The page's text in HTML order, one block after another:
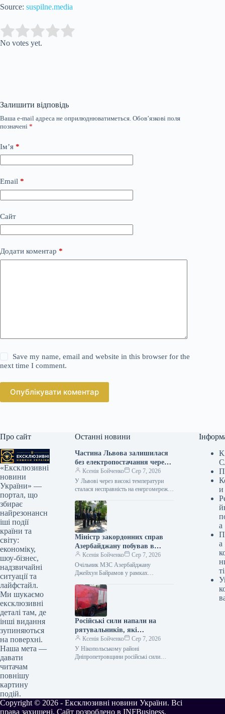
Source: suspilne.media
Rate this item:
No votes yet.
Залишити відповідь
Ваша e-mail адреса не оприлюднюватиметься. Обов’язкові поля
позначені *
Ім’я *
Email *
Сайт
Додати коментар *
Save my name, email and website in this browser for the
next time I comment.
Опублікувати коментар
Про сайт
«Ексклюзивні
новини
України» —
портал, що
збирає
найрезонансн
іші події
країни та
світу:
економіку,
шоу-бізнес,
надзвичайні
ситуації та
лайфстайл.
Ми шукаємо
ексклюзивні
деталі там, де
інші видання
зупиняються
на поверхні.
Наша мета —
давати
читачам
повнішу
картину
подій.
Останні новини
Частина Львова залишилася
без електропостачання через
аварію, спричинену спекою.
Ксенія Бойченко
Сер 7, 2026
У Львові через високі температури
сталася несправність на енергомережі,
припинення електропостачання у
певних районах міста. Цю…
Міністр закордонних справ
Азербайджану побував в
Ірпені.
Ксенія Бойченко
Сер 7, 2026
Очільник МЗС Азербайджану
Джейхун Байрамов у рамках
місто Ірпінь, що на Київщині. Про це
інформує…
Російські сили напали на
рятувальників, які
працювали над ліквідацією
наслідків обстрілів у
Нікопольському районі.
Ксенія Бойченко
Сер 7, 2026
У Нікопольському районі
Дніпропетровщини російські сили
и
а
а
ті
Copyright © 2026 - Ексклюзивні новини України. Всі
права захищені. Сайт розроблено в INFBusiness.